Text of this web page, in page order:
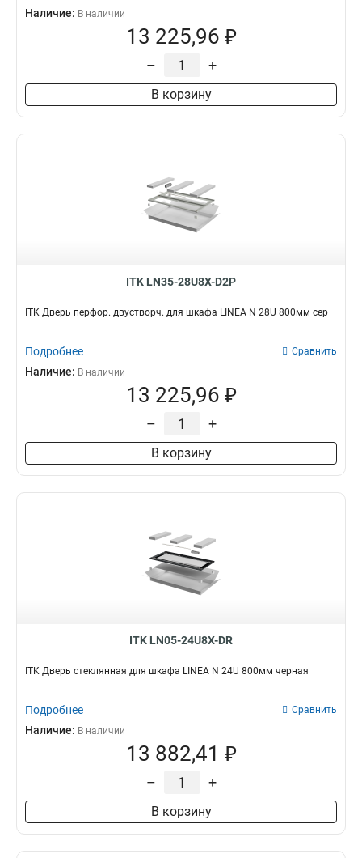
Наличие: В наличии
13 225,96 ₽
– +
В корзину
ITK LN35-28U8X-D2P
ITK Дверь перфор. двустворч. для шкафа LINEA N 28U 800мм сер
Подробнее Сравнить
Наличие: В наличии
13 225,96 ₽
– +
В корзину
ITK LN05-24U8X-DR
ITK Дверь стеклянная для шкафа LINEA N 24U 800мм черная
Подробнее Сравнить
Наличие: В наличии
13 882,41 ₽
– +
В корзину